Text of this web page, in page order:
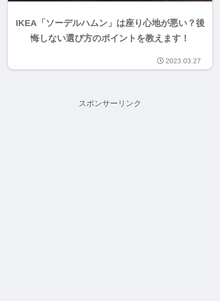
IKEA「ソーデルハムン」は座り心地が悪い？後
悔しない選び方のポイントを教えます！
2023.03.27
スポンサーリンク